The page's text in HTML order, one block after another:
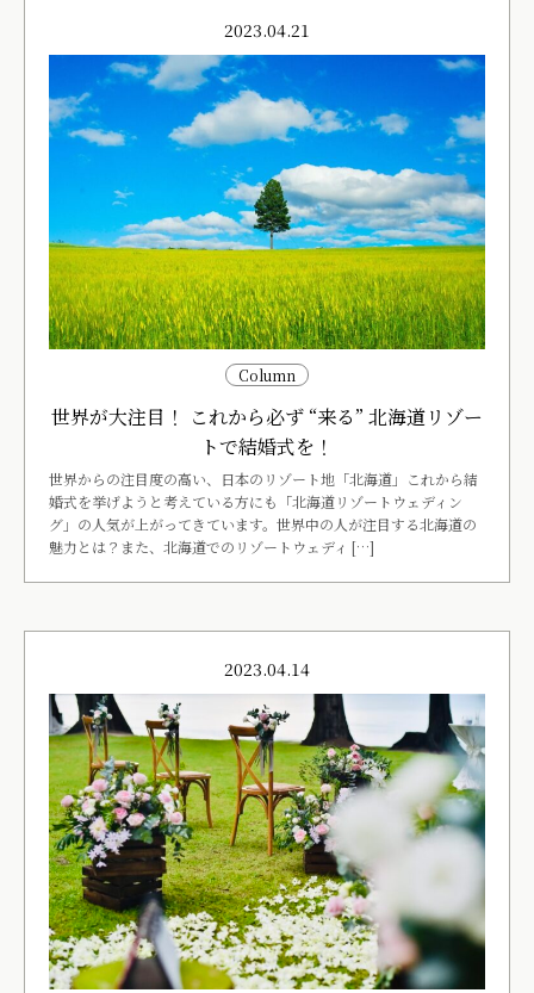
2023.04.21
Column
世界が大注目！ これから必ず “来る” 北海道リゾー
トで結婚式を！
世界からの注目度の高い、日本のリゾート地「北海道」これから結
婚式を挙げようと考えている方にも「北海道リゾートウェディン
グ」の人気が上がってきています。世界中の人が注目する北海道の
魅力とは？また、北海道でのリゾートウェディ […]
2023.04.14